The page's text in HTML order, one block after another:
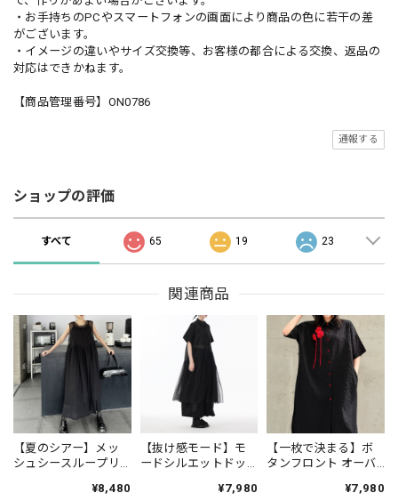
・お手持ちのPCやスマートフォンの画面により商品の色に若干の差
がございます。
・イメージの違いやサイズ交換等、お客様の都合による交換、返品の
対応はできかねます。
【商品管理番号】ON0786
通報する
ショップの評価
すべて 65 19 23
関連商品
【夏のシアー】メッ
シュシースループリ
¥8,480
【抜け感モード】モ
ードシルエットドッ
¥7,980
【一枚で決まる】ボ
タンフロント オーバ
ワンピース 1color¥7,980